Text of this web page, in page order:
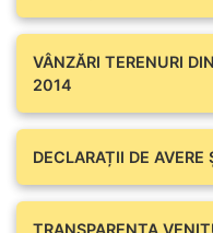
VÂNZĂRI TERENURI
2014
DECLARAȚII DE AVERE
TRANSPARENȚA